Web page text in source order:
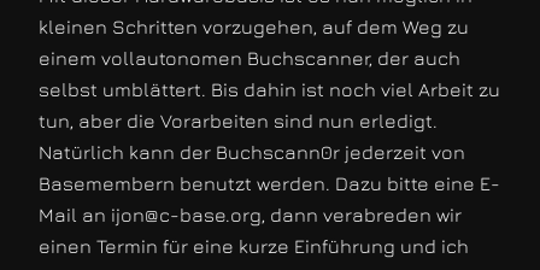
kleinen Schritten vorzugehen, auf dem Weg zu
einem vollautonomen Buchscanner, der auch
selbst umblättert. Bis dahin ist noch viel Arbeit zu
tun, aber die Vorarbeiten sind nun erledigt.
Natürlich kann der Buchscann0r jederzeit von
Basemembern benutzt werden. Dazu bitte eine E-
Mail an ijon@c-base.org, dann verabreden wir
einen Termin für eine kurze Einführung und ich